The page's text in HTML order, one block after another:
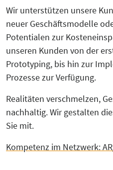
Wir unterstützen unsere
neuer Geschäftsmodelle
Potentialen zur
unseren Kunden von der
Prototyping, bis hin zur
Prozesse zur Verfügung.
Realitäten verschmelzen,
nachhaltig. Wir gestalten
Sie mit.
Kompetenz im Netzwerk: